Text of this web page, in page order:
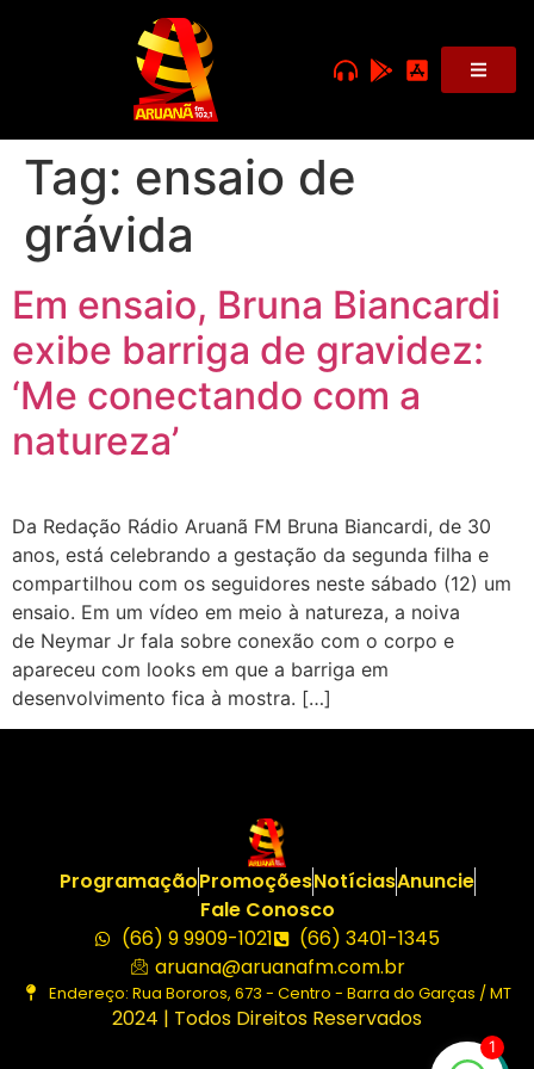
Tag: ensaio de
grávida
Em ensaio, Bruna Biancardi
exibe barriga de gravidez:
‘Me conectando com a
natureza’
Da Redação Rádio Aruanã FM Bruna Biancardi, de 30
anos, está celebrando a gestação da segunda filha e
compartilhou com os seguidores neste sábado (12) um
ensaio. Em um vídeo em meio à natureza, a noiva
de Neymar Jr fala sobre conexão com o corpo e
apareceu com looks em que a barriga em
desenvolvimento fica à mostra. […]
ProgramaçãoPromoçõesNotíciasAnuncie
Fale Conosco
(66) 9 9909-1021
(66) 3401-1345
aruana@aruanafm.com.br
Endereço: Rua Bororos, 673 - Centro - Barra do Garças / MT
2024 | Todos Direitos Reservados
1